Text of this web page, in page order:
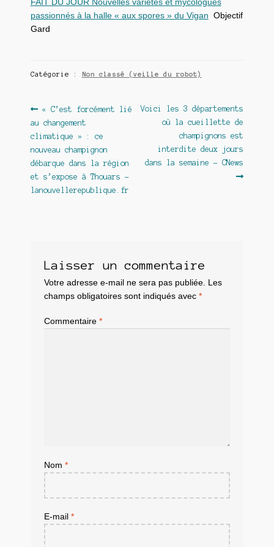
FAIT DU JOUR Nouvelles variétés et mycologues
passionnés à la halle « aux spores » du Vigan Objectif
Gard
Catégorie : Non classé (veille du robot)
Navigation
de
l’article
Article
précédent :
« C’est forcément lié
au changement
climatique » : ce
nouveau champignon
débarque dans la région
et s’expose à Thouars –
lanouvellerepublique.fr
Article
suivant :
Voici les 3 départements
où la cueillette de
champignons est
interdite deux jours
dans la semaine – CNews
Laisser un commentaire
Votre adresse e-mail ne sera pas publiée. Les
champs obligatoires sont indiqués avec *
Commentaire *
Nom *
E-mail *